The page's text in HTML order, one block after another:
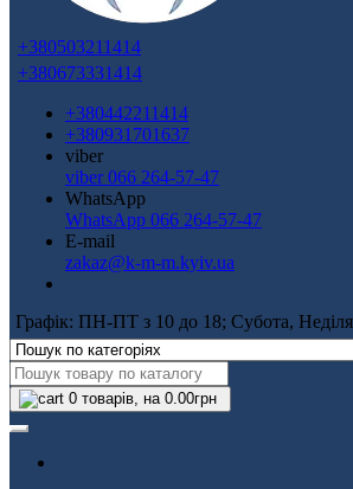
+380503211414
+380673331414
+380442211414
+380931701637
viber
viber 066 264-57-47
WhatsApp
WhatsApp 066 264-57-47
E-mail
zakaz@k-m-m.kyiv.ua
Графік: ПН-ПТ з 10 до 18; Субота,
0 товарів, на 0.00грн